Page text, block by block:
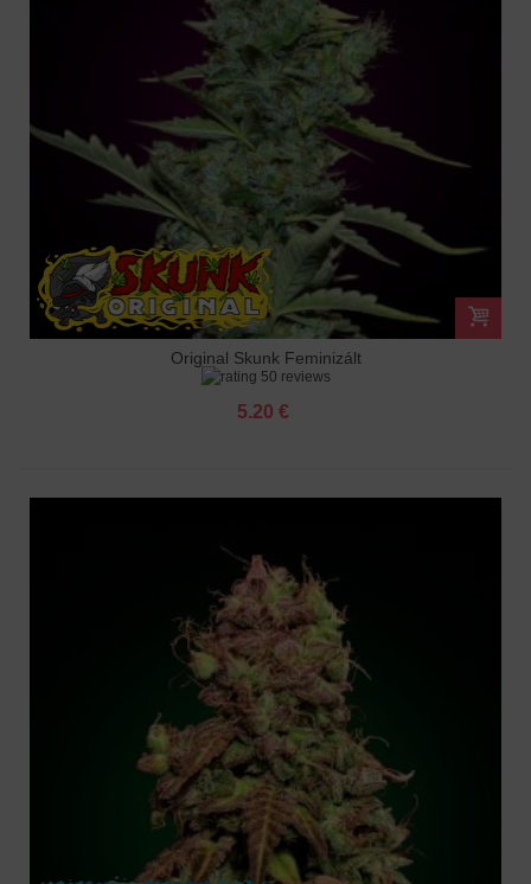
Original Skunk Feminizált
50 reviews
5.20 €